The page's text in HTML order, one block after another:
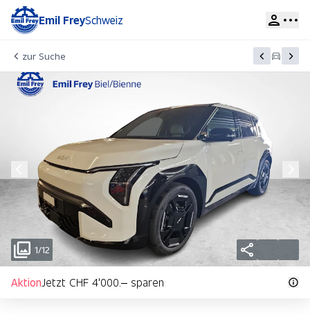
Emil FreySchweiz
zur Suche
1/12
AktionJetzt CHF 4'000.– sparen